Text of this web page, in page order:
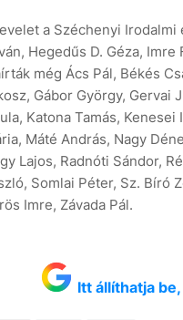
a Széchenyi Irodalmi
Hegedűs D. Géza,
még Ács Pál, Békés
Gábor György, Gervai
Katona Tamás,
Máté András, Nagy
Lajos, Radnóti Sándor,
Somlai Péter, Sz. Bíró
Imre, Závada Pál.
Itt állíthatja